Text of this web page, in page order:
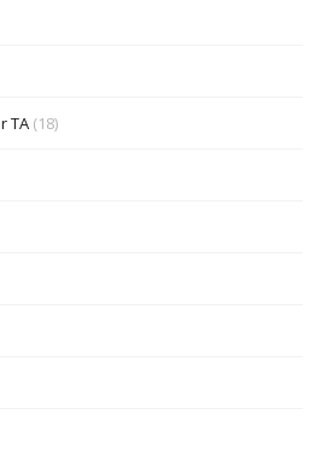
TA (18)